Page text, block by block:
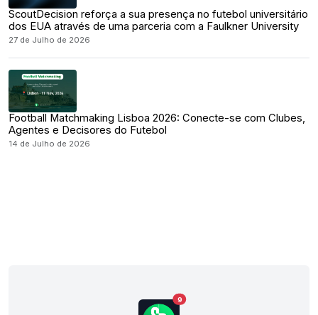
ScoutDecision reforça a sua presença no futebol universitário
dos EUA através de uma parceria com a Faulkner University
27 de Julho de 2026
Football Matchmaking Lisboa 2026: Conecte-se com Clubes,
Agentes e Decisores do Futebol
14 de Julho de 2026
9